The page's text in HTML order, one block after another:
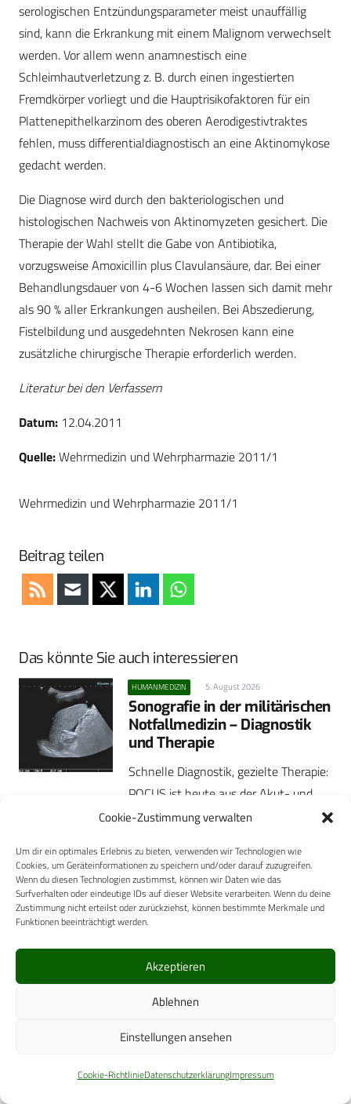
Cookie-Zustimmung verwalten
Um dir ein optimales Erlebnis zu bieten, verwenden wir Technologien wie
Cookies, um Geräteinformationen zu speichern und/oder darauf zuzugreifen.
Wenn du diesen Technologien zustimmst, können wir Daten wie das
Surfverhalten oder eindeutige IDs auf dieser Website verarbeiten. Wenn du deine
Zustimmung nicht erteilst oder zurückziehst, können bestimmte Merkmale und
Funktionen beeinträchtigt werden.
Akzeptieren
Ablehnen
Einstellungen ansehen
Cookie-RichtlinieDatenschutzerklärungImpressum
serologischen Entzündungsparameter meist unauffällig
sind, kann die Erkrankung mit einem Malignom verwechselt
werden. Vor allem wenn anamnestisch eine
Schleimhautverletzung z. B. durch einen ingestierten
Fremdkörper vorliegt und die Hauptrisikofaktoren für ein
Plattenepithelkarzinom des oberen Aerodigestivtraktes
fehlen, muss differentialdiagnostisch an eine Aktinomykose
gedacht werden.
Die Diagnose wird durch den bakteriologischen und
histologischen Nachweis von Aktinomyzeten gesichert. Die
Therapie der Wahl stellt die Gabe von Antibiotika,
vorzugsweise Amoxicillin plus Clavulansäure, dar. Bei einer
Behandlungsdauer von 4-6 Wochen lassen sich damit mehr
als 90 % aller Erkrankungen ausheilen. Bei Abszedierung,
Fistelbildung und ausgedehnten Nekrosen kann eine
zusätzliche chirurgische Therapie erforderlich werden.
Literatur bei den Verfassern
Datum: 12.04.2011
Quelle:Wehrmedizin und Wehrpharmazie 2011/1
Wehrmedizin und Wehrpharmazie 2011/1
Beitrag teilen
Das könnte Sie auch interessieren
HUMANMEDIZIN 5. August 2026
Sonografie in der militärischen
Notfallmedizin – Diagnostik
und Therapie
Schnelle Diagnostik, gezielte Therapie:
POCUS ist heute aus der Akut- und
Notfallmedizin nicht mehr
bewährte Protokolle sowie aktuelle
Entwicklungen für den…
Mehr
DOC-Intervallrehabilitation
Vorrangiges Ziel einer medizinischen
der Verbesserung des
Gesundheitszustandes der